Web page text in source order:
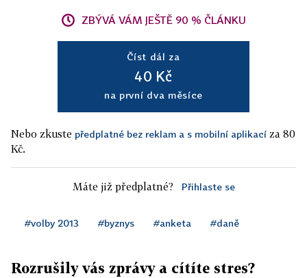
ZBÝVÁ VÁM JEŠTĚ 90 % ČLÁNKU
Číst dál za
40 Kč
na první dva měsíce
Nebo zkuste předplatné bez reklam a s mobilní aplikací za 80
Kč.
Máte již předplatné? Přihlaste se
#volby 2013 #byznys #anketa #daně
Rozrušily vás zprávy a cítíte stres?